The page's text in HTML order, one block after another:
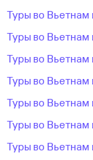
Туры во
Туры во Вьетнам
Туры во Вьетнам
Туры во Вьетнам
Туры во Вьетнам
Туры во Вьетнам
Туры во